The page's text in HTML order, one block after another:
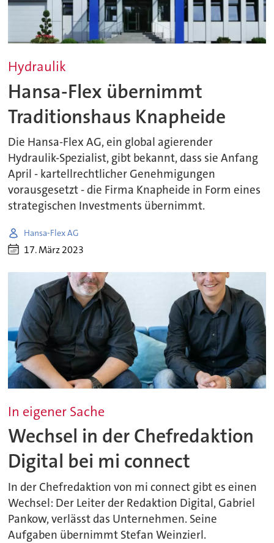
Hydraulik
Hansa-Flex übernimmt
Traditionshaus Knapheide
Die Hansa-Flex AG, ein global agierender
Hydraulik-Spezialist, gibt bekannt, dass sie Anfang
April - kartellrechtlicher Genehmigungen
vorausgesetzt - die Firma Knapheide in Form eines
strategischen Investments übernimmt.
Hansa-Flex AG
17. März 2023
In eigener Sache
Wechsel in der Chefredaktion
Digital bei mi connect
In der Chefredaktion von mi connect gibt es einen
Wechsel: Der Leiter der Redaktion Digital, Gabriel
Pankow, verlässt das Unternehmen. Seine
Aufgaben übernimmt Stefan Weinzierl.